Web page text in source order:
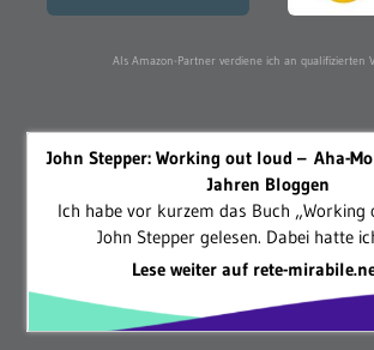
Als Amazon-Partner verdiene ich an qualifizierten
John Stepper: Working out loud – Aha-
Jahren Bloggen
Ich habe vor kurzem das Buch „Working
John Stepper gelesen. Dabei hatte
Lese weiter auf rete-